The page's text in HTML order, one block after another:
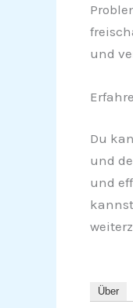
und
Du
und
und
Über